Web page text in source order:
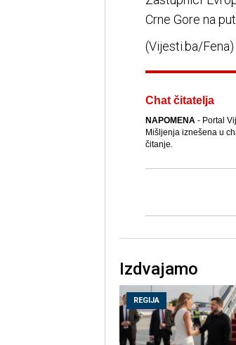
Crne Gore na
(Vijesti.ba/Fena)
Chat čitatelja
NAPOMENA- Portal
Mišljenja iznešena u
čitanje.
Izdvajamo
REGIJA